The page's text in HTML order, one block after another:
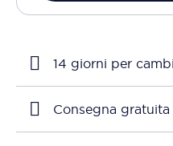
14 giorni per
Consegna gratuita